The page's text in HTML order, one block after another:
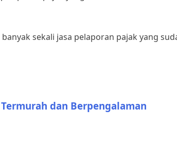
sekali jasa pelaporan pajak yang
Termurah dan Berpengalaman